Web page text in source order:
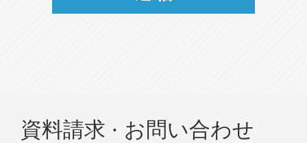
資料請求 · お問い合わせ